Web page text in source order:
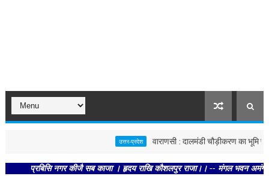
उत्तर-प्रदेश वाराणसी : दालमंडी चौड़ीकरण का भूमि पूजन,
प्रबिसि नगर कीजै सब काजा । हृदय राखि कौशलपुर राजा।। -- मंगल भवन अमंगल